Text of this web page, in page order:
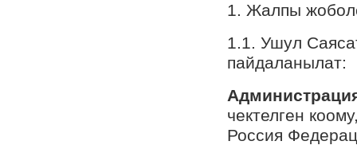
1. Жалпы
1.1. Ушул
пайдаланылат:
чектелген
Россия